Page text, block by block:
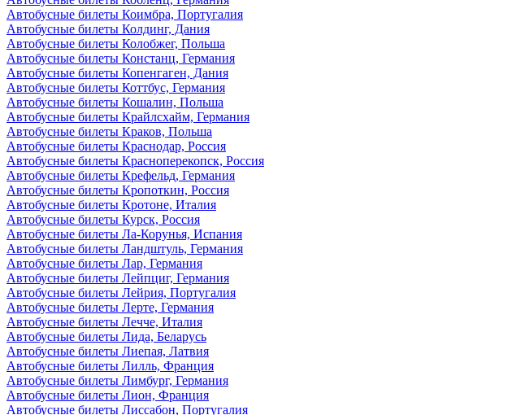
Автобусные билеты Коимбра, Португалия
Автобусные билеты Колдинг, Дания
Автобусные билеты Колобжег, Польша
Автобусные билеты Констанц, Германия
Автобусные билеты Копенгаген, Дания
Автобусные билеты Коттбус, Германия
Автобусные билеты Кошалин, Польша
Автобусные билеты Крайлсхайм, Германия
Автобусные билеты Краков, Польша
Автобусные билеты Краснодар, Россия
Автобусные билеты Красноперекопск, Россия
Автобусные билеты Крефельд, Германия
Автобусные билеты Кропоткин, Россия
Автобусные билеты Кротоне, Италия
Автобусные билеты Курск, Россия
Автобусные билеты Ла-Корунья, Испания
Автобусные билеты Ландштуль, Германия
Автобусные билеты Лар, Германия
Автобусные билеты Лейпциг, Германия
Автобусные билеты Лейрия, Португалия
Автобусные билеты Лерте, Германия
Автобусные билеты Лечче, Италия
Автобусные билеты Лида, Беларусь
Автобусные билеты Лиепая, Латвия
Автобусные билеты Лилль, Франция
Автобусные билеты Лимбург, Германия
Автобусные билеты Лион, Франция
Автобусные билеты Лиссабон, Португалия